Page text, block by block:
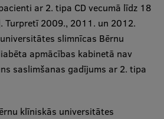
ar 2. tipa CD vecumā līdz 18
Turpretī 2009., 2011. un 2012.
slimnīcas Bērnu
apmācības kabinetā nav
saslimšanas gadījums ar 2. tipa
klīniskās universitātes